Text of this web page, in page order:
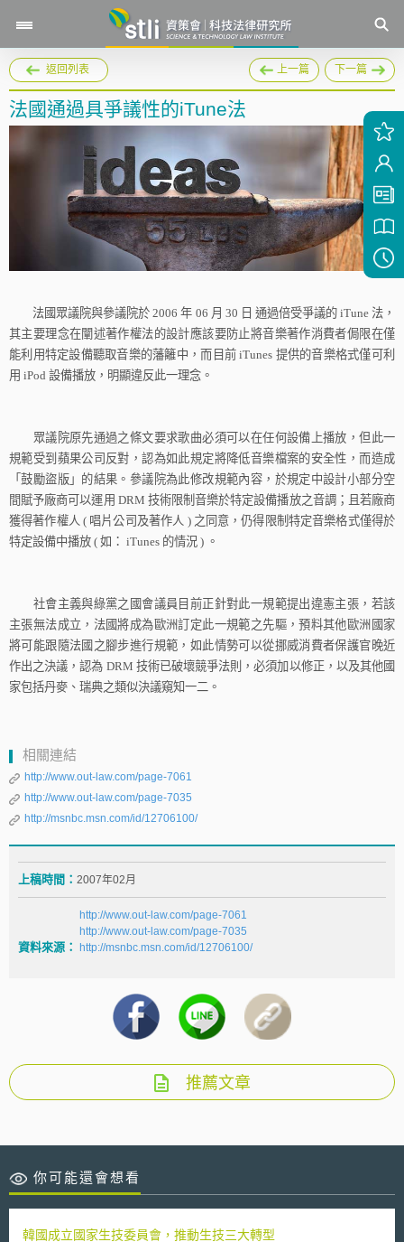
返回列表 上一篇 下一篇
法國通過具爭議性的iTune法
法國眾議院與參議院於 2006年 06 月 30 日 通過倍受爭議的iTune 法，
其主要理念在闡述著作權法的設計應該要防止將音樂著作消費者侷限在僅
能利用特定設備聽取音樂的藩籬中，而目前 iTunes 提供的音樂格式僅可利
用 iPod 設備播放，明顯違反此一理念。
眾議院原先通過之條文要求歌曲必須可以在任何設備上播放，但此一
規範受到蘋果公司反對，認為如此規定將降低音樂檔案的安全性，而造成
「鼓勵盜版」的結果。參議院為此修改規範內容，於規定中設計小部分空
間賦予廠商可以運用 DRM 技術限制音樂於特定設備播放之音調；且若廠商
獲得著作權人 ( 唱片公司及著作人 ) 之同意，仍得限制特定音樂格式僅得於
特定設備中播放 ( 如： iTunes 的情況 ) 。
社會主義與綠黨之國會議員目前正針對此一規範提出違憲主張，若該
主張無法成立，法國將成為歐洲訂定此一規範之先驅，預料其他歐洲國家
將可能跟隨法國之腳步進行規範，如此情勢可以從挪威消費者保護官晚近
作出之決議，認為 DRM 技術已破壞競爭法則，必須加以修正，以及其他國
家包括丹麥、瑞典之類似決議窺知一二。
相關連結
http://www.out-law.com/page-7061
http://www.out-law.com/page-7035
http://msnbc.msn.com/id/12706100/
上稿時間： 2007年02月
資料來源：
http://www.out-law.com/page-7061
http://www.out-law.com/page-7035
http://msnbc.msn.com/id/12706100/
推薦文章
你可能還會想看
韓國成立國家生技委員會，推動生技三大轉型